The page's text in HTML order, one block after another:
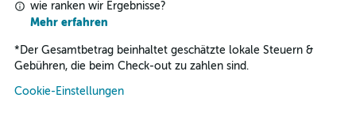
wie ranken wir Ergebnisse?
Mehr erfahren
* Der Gesamtbetrag beinhaltet geschätzte lokale Steuern &
Gebühren, die beim Check-out zu zahlen sind.
Cookie-Einstellungen